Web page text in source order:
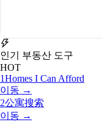
인기 부동산 도구
HOT
1Homes I Can Afford
이동 →
2公寓搜索
이동 →